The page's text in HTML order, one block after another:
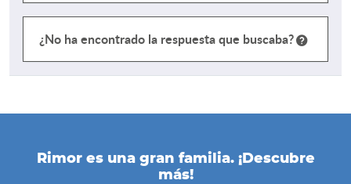
¿No ha encontrado la respuesta que buscaba?
Rimor es una gran familia. ¡Descubre
más!